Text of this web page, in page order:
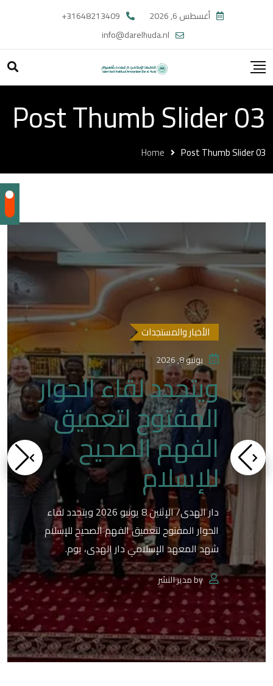
أغسطس 6, 2026
31648213409+
info@darelhuda.nl
Post Thumb Slider 03
Home Post Thumb Slider 03
الأخبار والمستجدات
يونيو 8, 2026
ويتجدد لقاء الحوار
المفتوح لتعميق
الفهم الصحيح
للإسلام
دار الهدى/ الإثنين 8 يونيو 2026 ويتجدد لقاء
الحوار المفتوح لتعميق الفهم الصحيح للإسلام
شهد المعهد الإسلامي دار الهدى، يوم.
byمدير النشر